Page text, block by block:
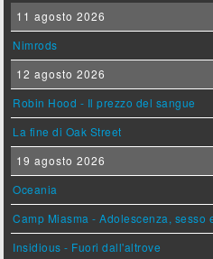
11 agosto 2026
Nimrods
12 agosto 2026
Robin Hood - Il prezzo del sangue
La fine di Oak Street
19 agosto 2026
Oceania
Camp Miasma - Adolescenza, sesso
Insidious - Fuori dall'altrove